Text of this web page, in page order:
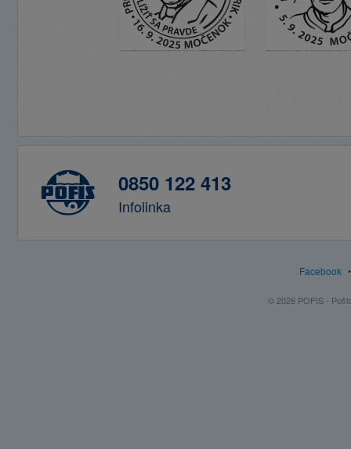
0850 122 413
Infolinka
Facebook
© 2026 POFIS -